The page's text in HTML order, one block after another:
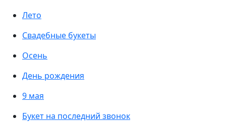
Лето
Свадебные букеты
Осень
День рождения
9 мая
Букет на последний звонок